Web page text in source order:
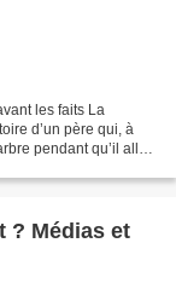
les faits La
d’un père qui, à
pendant qu’il allait
? Médias et